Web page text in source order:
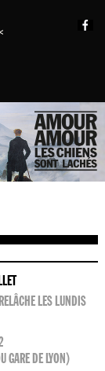
<
LES LUNDIS
GARE DE LYON)